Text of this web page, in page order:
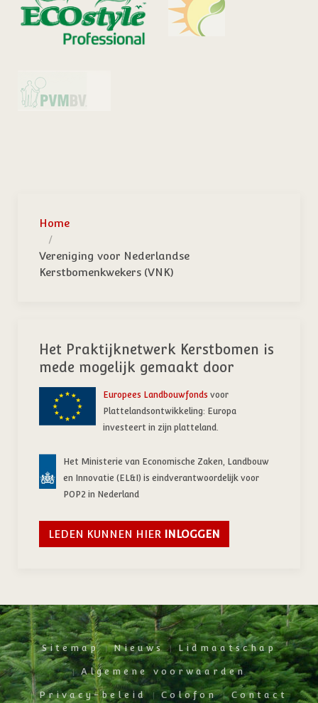
Home
Vereniging voor Nederlandse
Kerstbomenkwekers (VNK)
Het Praktijknetwerk Kerstbomen is
mede mogelijk gemaakt door
Europees Landbouwfonds voor
Plattelandsontwikkeling: Europa
investeert in zijn platteland.
Het Ministerie van Economische Zaken, Landbouw
en Innovatie (EL&I) is eindverantwoordelijk voor
POP2 in Nederland
LEDEN KUNNEN HIER INLOGGEN
Sitemap Nieuws Lidmaatschap
Algemene voorwaarden
Privacy-beleid Colofon Contact